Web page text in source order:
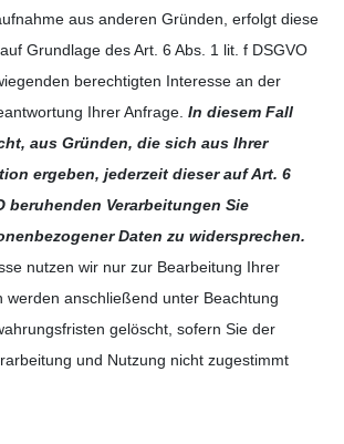
aus anderen Gründen, erfolgt diese
Grundlage des Art. 6 Abs. 1 lit. f DSGVO
berechtigten Interesse an der
Ihrer Anfrage. In diesem Fall
aus Gründen, die sich aus Ihrer
ergeben, jederzeit dieser auf Art. 6
beruhenden Verarbeitungen Sie
Daten zu widersprechen.
nutzen wir nur zur Bearbeitung Ihrer
werden anschließend unter Beachtung
gelöscht, sofern Sie der
und Nutzung nicht zugestimmt